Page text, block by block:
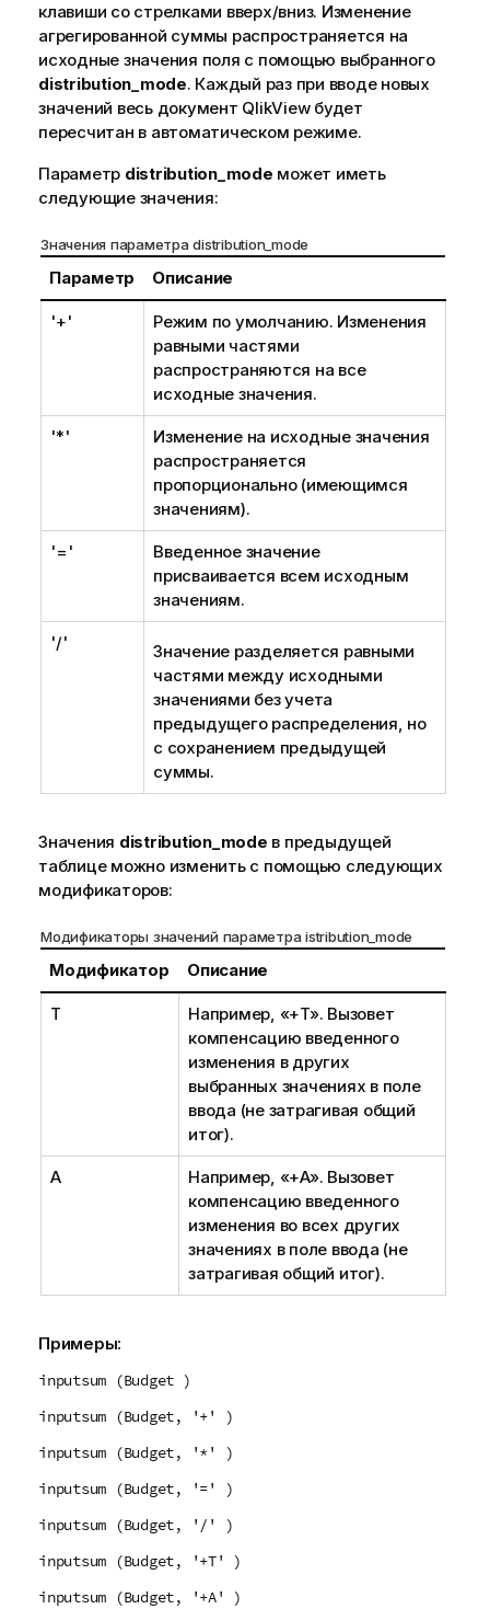
клавиши со стрелками вверх/вниз. Изменение
агрегированной суммы распространяется на
исходные значения поля с помощью выбранного
distribution_mode. Каждый раз при вводе новых
значений весь документ QlikViewбудет
пересчитан в автоматическом режиме.
Параметр distribution_mode может иметь
следующие значения:
Значения параметра distribution_mode
Параметр Описание
'+'
Режим по умолчанию. Изменения
равными частями
распространяются на все
исходные значения.
'*'
Изменение на исходные значения
распространяется
пропорционально (имеющимся
значениям).
'='
Введенное значение
присваивается всем исходным
значениям.
'/'
Значение разделяется равными
частями между исходными
значениями без учета
предыдущего распределения, но
с сохранением предыдущей
суммы.
Значения distribution_mode в предыдущей
таблице можно изменить с помощью следующих
модификаторов:
Модификаторы значений параметра istribution_mode
Модификатор Описание
T
Например, «+T». Вызовет
компенсацию введенного
изменения в других
выбранных значениях в поле
ввода (не затрагивая общий
итог).
A
Например, «+A». Вызовет
компенсацию введенного
изменения во всех других
значениях в поле ввода (не
затрагивая общий итог).
Примеры:
inputsum (Budget )
inputsum (Budget, '+' )
inputsum (Budget, '*' )
inputsum (Budget, '=' )
inputsum (Budget, '/' )
inputsum (Budget, '+T' )
inputsum (Budget, '+A' )